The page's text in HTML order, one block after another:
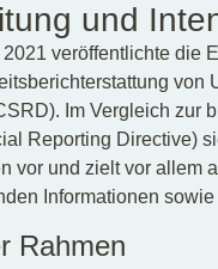
und
veröffentlichte die
von
Im Vergleich zur
Reporting Directive)
vor und zielt vor allem
Informationen
Rahmen